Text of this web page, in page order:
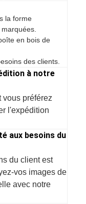
la forme
en bois de
des clients.
à notre
vous préférez
l'expédition
aux besoins du
du client est
vos images de
avec notre